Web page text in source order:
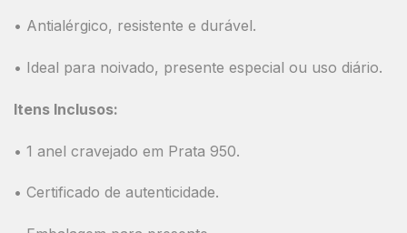
• Antialérgico, resistente e durável.
• Ideal para noivado, presente especial ou uso diário.
Itens Inclusos:
• 1 anel cravejado em Prata 950.
• Certificado de autenticidade.